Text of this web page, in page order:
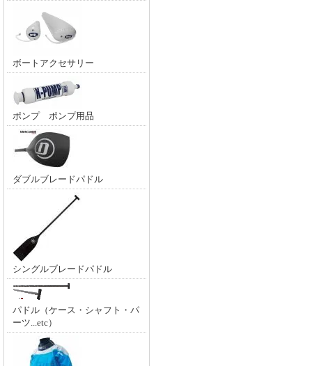
ボートアクセサリー
ポンプ ポンプ用品
ダブルブレードパドル
シングルブレードパドル
パドル（ケース・シャフト・パ
ーツ...etc）